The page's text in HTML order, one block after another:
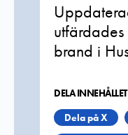
brand i
DELA
Dela på X